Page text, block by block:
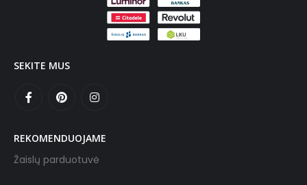
SEKITE MUS
REKOMENDUOJAME
Žaislų parduotuvė